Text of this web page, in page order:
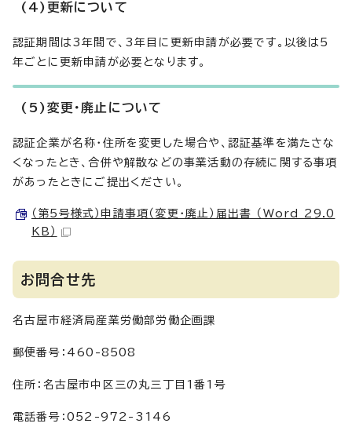
(4)更新について
認証期間は3年間で、3年目に更新申請が必要です。以後は5
年ごとに更新申請が必要となります。
(5)変更・廃止について
認証企業が名称・住所を変更した場合や、認証基準を満たさな
くなったとき、合併や解散などの事業活動の存続に関する事項
があったときにご提出ください。
（第5号様式）申請事項（変更・廃止）届出書 （Word 29.0
KB）
お問合せ先
名古屋市経済局産業労働部労働企画課
郵便番号：460-8508
住所：名古屋市中区三の丸三丁目1番1号
電話番号：052-972-3146